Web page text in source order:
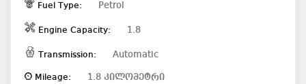
Fuel Type: Petrol
Engine Capacity: 1.8
Transmission: Automatic
Mileage: 1.8 კილომეტრი